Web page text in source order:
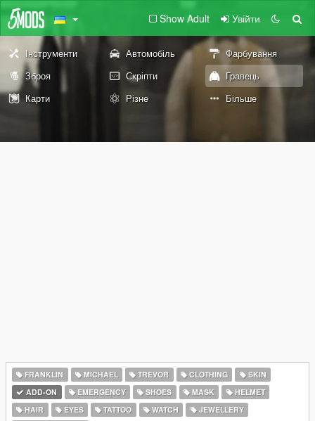
Show Adult Увійти
Інструменти Автомобіль
Фарбування
Зброя
Скріпти
Гравець
Карти
Різне Більше
FRANKLIN MICHAEL TREVOR CLOTHING
SKIN
ADD-ON
EMERGENCY SHOES MASK
HELMET
HAIR
EYES TATTOO WATCH
JEWELLERY